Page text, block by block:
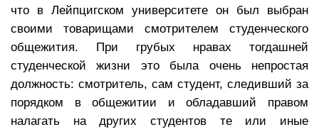
что в Лейпцигском университете он был выбран
своими товарищами смотрителем студенческого
общежития. При грубых нравах тогдашней
студенческой жизни это была очень непростая
должность: смотритель, сам студент, следивший за
порядком в общежитии и обладавший правом
налагать на других студентов те или иные